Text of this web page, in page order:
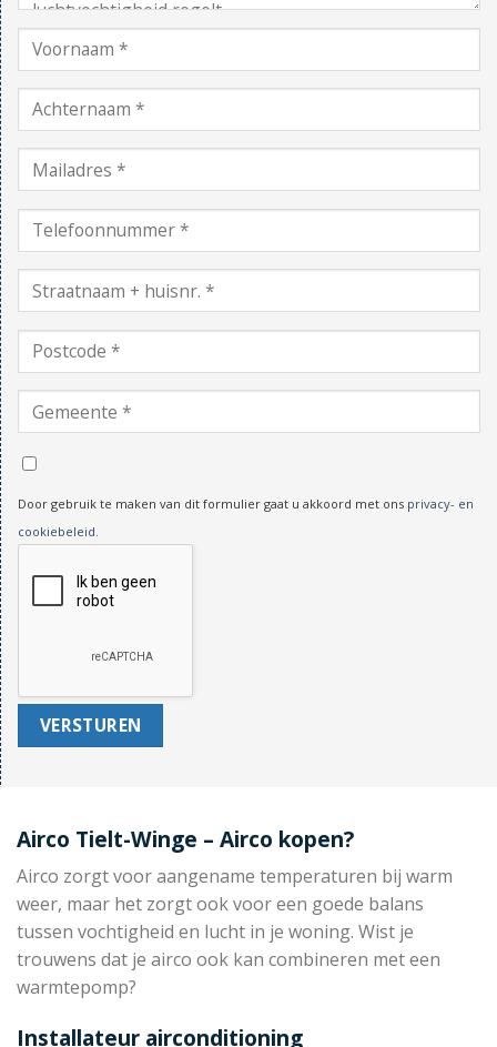
Door gebruik te maken van dit formulier gaat u akkoord met ons privacy- en
cookiebeleid
Airco Tielt-Winge – Airco kopen?
Airco zorgt voor aangename temperaturen bij warm
weer, maar het zorgt ook voor een goede balans
tussen vochtigheid en lucht in je woning. Wist je
trouwens dat je airco ook kan combineren met een
warmtepomp?
Installateur airconditioning